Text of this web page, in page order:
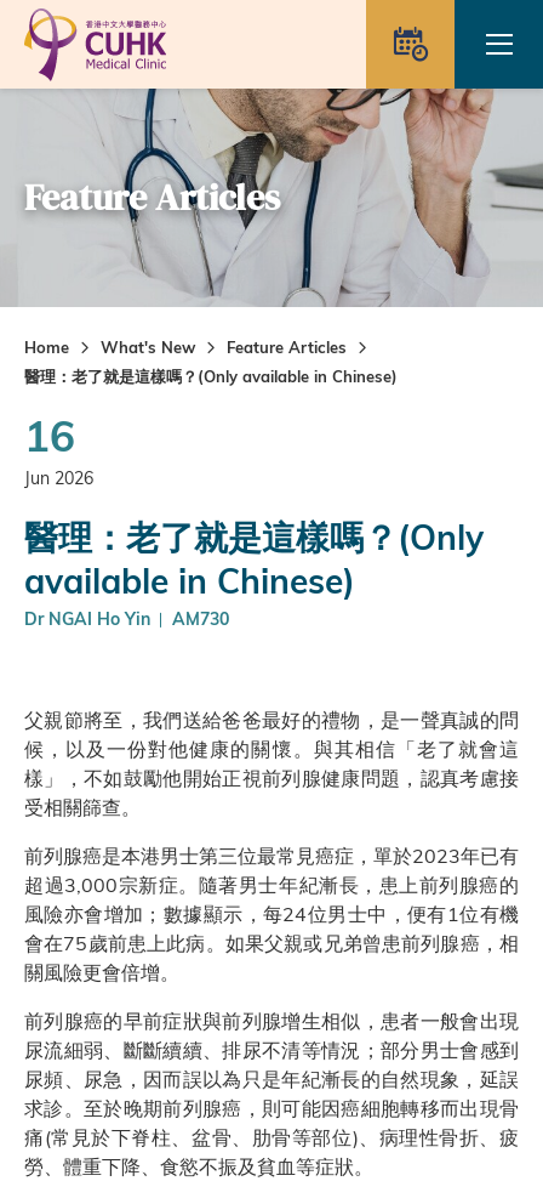
Skip to main content
Feature Articles
Home What's New
Feature Articles
醫理：老了就是這樣嗎？(Only available in Chinese)
16
Jun 2026
醫理：老了就是這樣嗎？(Only
available in Chinese)
Dr NGAI Ho Yin AM730
父親節將至，我們送給爸爸最好的禮物，是一聲真誠的問
候，以及一份對他健康的關懷。與其相信「老了就會這
樣」，不如鼓勵他開始正視前列腺健康問題，認真考慮接
受相關篩查。
前列腺癌是本港男士第三位最常見癌症，單於2023年已有
超過3,000宗新症。隨著男士年紀漸長，患上前列腺癌的
風險亦會增加；數據顯示，每24位男士中，便有1位有機
會在75歲前患上此病。如果父親或兄弟曾患前列腺癌，相
關風險更會倍增。
前列腺癌的早前症狀與前列腺增生相似，患者一般會出現
尿流細弱、斷斷續續、排尿不清等情況；部分男士會感到
尿頻、尿急，因而誤以為只是年紀漸長的自然現象，延誤
求診。至於晚期前列腺癌，則可能因癌細胞轉移而出現骨
痛(常見於下脊柱、盆骨、肋骨等部位)、病理性骨折、疲
勞、體重下降、食慾不振及貧血等症狀。